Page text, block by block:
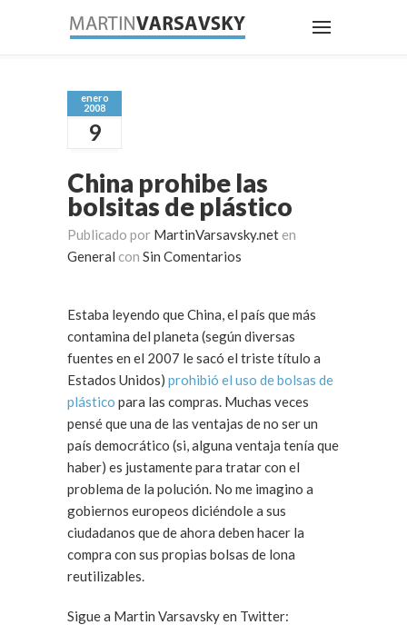
enero
2008
9
China prohibe las
bolsitas de plástico
Publicado por MartinVarsavsky.net en
General con Sin Comentarios
Estaba leyendo que China, el país que más
contamina del planeta (según diversas
fuentes en el 2007 le sacó el triste título a
Estados Unidos) prohibió el uso de bolsas de
plástico para las compras. Muchas veces
pensé que una de las ventajas de no ser un
país democrático (si, alguna ventaja tenía que
haber) es justamente para tratar con el
problema de la polución. No me imagino a
gobiernos europeos diciéndole a sus
ciudadanos que de ahora deben hacer la
compra con sus propias bolsas de lona
reutilizables.
Sigue a Martin Varsavsky en Twitter: